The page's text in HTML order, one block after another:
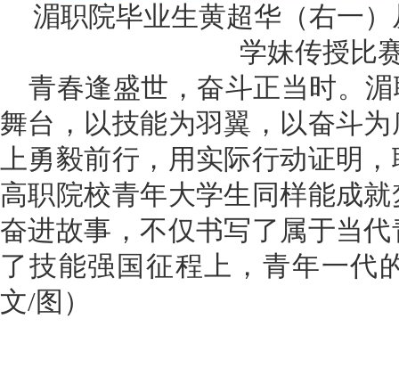
湄职院毕业生黄超华（右一
学妹传授比
青春逢盛世，奋斗正当时。
舞台，以技能为羽翼，以奋斗
上勇毅前行，用实际行动证明
高职院校青年大学生同样能成
奋进故事，不仅书写了属于当
了技能强国征程上，青年一代
文/图）